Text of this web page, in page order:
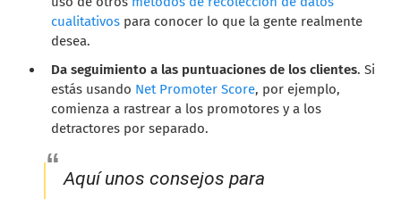
cualitativos para conocer lo que la gente realmente
desea.
Da seguimiento a las puntuaciones de los clientes. Si
estás usando Net Promoter Score, por ejemplo,
comienza a rastrear a los promotores y a los
detractores por separado.
Aquí unos consejos para